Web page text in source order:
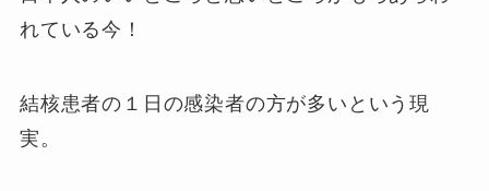
れている今！
結核患者の１日の感染者の方が多いという現
実。